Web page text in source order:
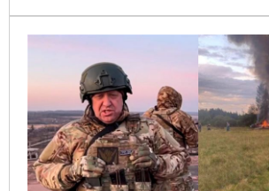
的命運。」他也舉出三國末期的「高
故事以及鄧小平曾向香港承諾的「50
指這就是獨裁者的真實嘴臉。